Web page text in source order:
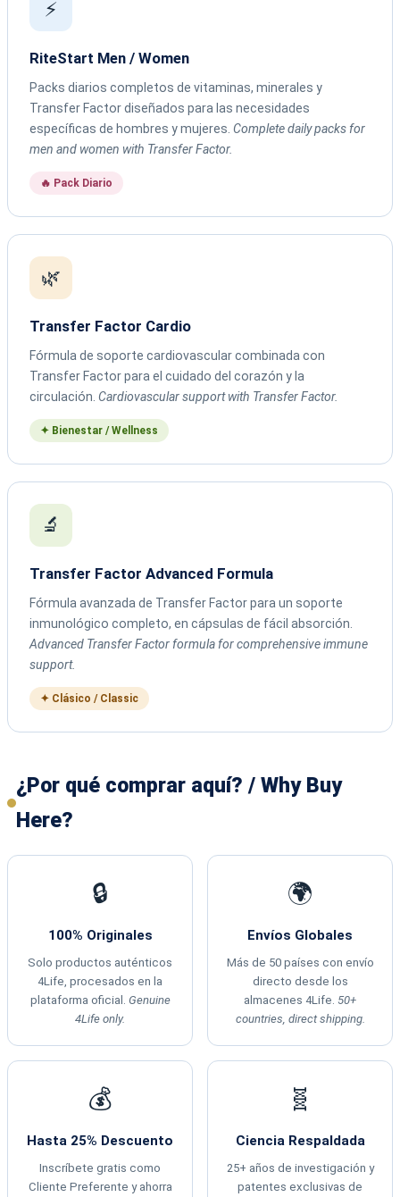
⚡
RiteStart Men / Women
Packs diarios completos de vitaminas, minerales y
Transfer Factor diseñados para las necesidades
específicas de hombres y mujeres. Complete daily packs for
men and women with Transfer Factor.
🔥 Pack Diario
🌿
Transfer Factor Cardio
Fórmula de soporte cardiovascular combinada con
Transfer Factor para el cuidado del corazón y la
circulación. Cardiovascular support with Transfer Factor.
✦ Bienestar / Wellness
🔬
Transfer Factor Advanced Formula
Fórmula avanzada de Transfer Factor para un soporte
inmunológico completo, en cápsulas de fácil absorción.
Advanced Transfer Factor formula for comprehensive immune
support.
✦ Clásico / Classic
¿Por qué comprar aquí? / Why Buy
Here?
🔒
100% Originales
Solo productos auténticos
4Life, procesados en la
plataforma oficial. Genuine
4Life only.
🌍
Envíos Globales
Más de 50 países con envío
directo desde los
almacenes 4Life. 50+
countries, direct shipping.
💰
Hasta 25% Descuento
Inscríbete gratis como
Cliente Preferente y ahorra
🧬
Ciencia Respaldada
25+ años de investigación y
patentes exclusivas de